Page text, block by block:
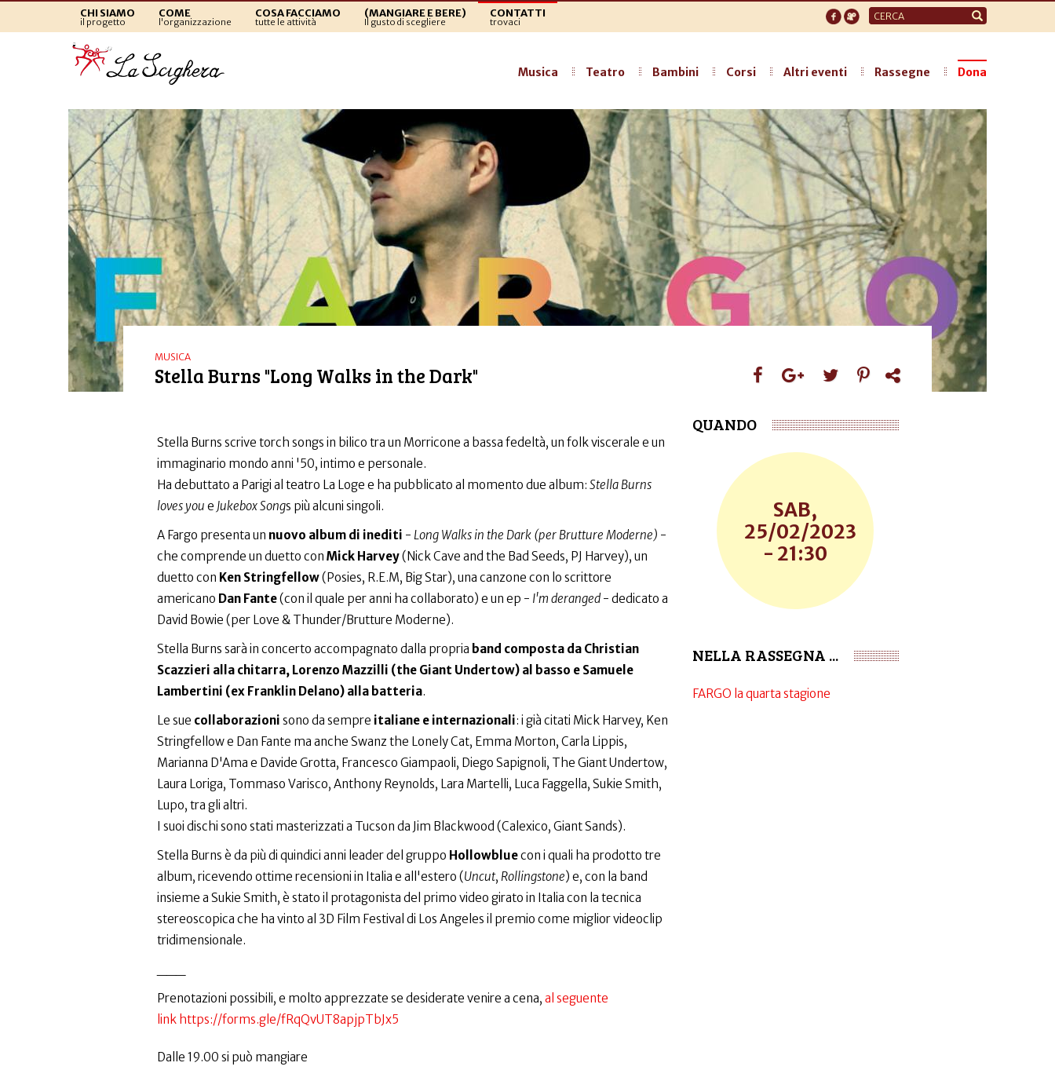
CHI SIAMO
il progetto
COME
l'organizzazione
COSA FACCIAMO
tutte le attività
(MANGIARE E BERE)
Il gusto di scegliere
CONTATTI
trovaci
Form
di
Musica Teatro Bambini Corsi Altri eventi Rassegne Dona
MUSICA
Stella Burns "Long Walks in the Dark"
Stella Burns scrive torch songs in bilico tra un Morricone a bassa fedeltà, un folk viscerale e un
immaginario mondo anni '50, intimo e personale.
Ha debuttato a Parigi al teatro La Loge e ha pubblicato al momento due album: Stella Burns
loves you e Jukebox Songs più alcuni singoli.
A Fargo presenta un nuovo album di inediti - Long Walks in the Dark (per Brutture Moderne) -
che comprende un duetto con Mick Harvey(Nick Cave and the Bad Seeds, PJ Harvey), un
duetto con Ken Stringfellow(Posies, R.E.M, Big Star), una canzone con lo scrittore
americano Dan Fante(con il quale per anni ha collaborato) e un ep - I'm deranged- dedicato a
David Bowie (per Love & Thunder/Brutture Moderne).
Stella Burns sarà in concerto accompagnato dalla propria band composta da Christian
Scazzieri alla chitarra, Lorenzo Mazzilli (the Giant Undertow) al basso e Samuele
Lambertini (ex Franklin Delano) alla batteria.
Le sue collaborazioni sono da sempre italiane e internazionali: i già citati Mick Harvey, Ken
Stringfellow e Dan Fante ma anche Swanz the Lonely Cat, Emma Morton, Carla Lippis,
Marianna D'Ama e Davide Grotta, Francesco Giampaoli, Diego Sapignoli, The Giant Undertow,
Laura Loriga, Tommaso Varisco, Anthony Reynolds, Lara Martelli, Luca Faggella, Sukie Smith,
Lupo, tra gli altri.
I suoi dischi sono stati masterizzati a Tucson da Jim Blackwood (Calexico, Giant Sands).
Stella Burns è da più di quindici anni leader del gruppo Hollowbluecon i quali ha prodotto tre
album, ricevendo ottime recensioni in Italia e all'estero (Uncut, Rollingstone) e, con la band
insieme a Sukie Smith, è stato il protagonista del primo video girato in Italia con la tecnica
stereoscopica che ha vinto al 3D Film Festival di Los Angeles il premio come miglior videoclip
tridimensionale.
Prenotazioni possibili, e molto apprezzate se desiderate venire a cena, al seguente
link https://forms.gle/fRqQvUT8apjpTbJx5
Dalle 19.00 si può mangiare
QUANDO
SAB,
25/02/2023
- 21:30
NELLA RASSEGNA ...
FARGO la quarta stagione